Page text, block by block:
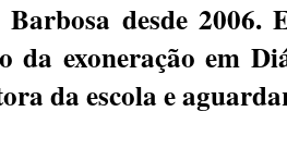
Barbosa desde
da exoneração em
da escola e